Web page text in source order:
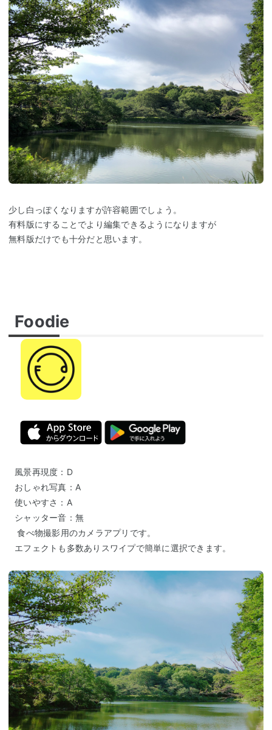
少し白っぽくなりますが許容範囲でしょう。
有料版にすることでより編集できるようになりますが
無料版だけでも十分だと思います。
Foodie
風景再現度：D
おしゃれ写真：A
使いやすさ：A
シャッター音：無
食べ物撮影用のカメラアプリです。
エフェクトも多数ありスワイプで簡単に選択できます。